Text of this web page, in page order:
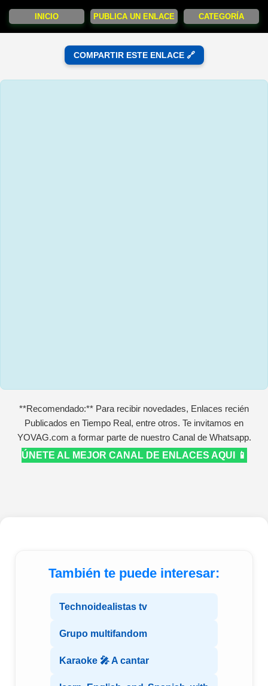
INICIO PUBLICA UN ENLACE CATEGORÍA
COMPARTIR ESTE ENLACE 🔗
**Recomendado:** Para recibir novedades, Enlaces recién
Publicados en Tiempo Real, entre otros. Te invitamos en
YOVAG.com a formar parte de nuestro Canal de Whatsapp.
ÚNETE AL MEJOR CANAL DE ENLACES AQUI 📱
También te puede interesar:
Technoidealistas tv
Grupo multifandom
Karaoke 🎤 A cantar